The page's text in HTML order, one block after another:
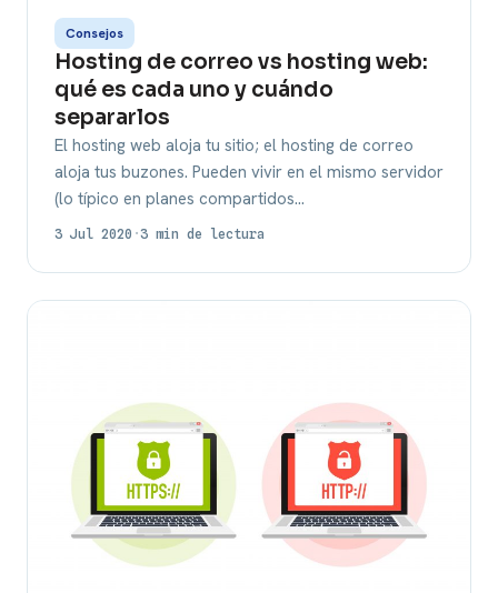
Consejos
Hosting de correo vs hosting web:
qué es cada uno y cuándo
separarlos
El hosting web aloja tu sitio; el hosting de correo
aloja tus buzones. Pueden vivir en el mismo servidor
(lo típico en planes compartidos…
3 Jul 2020 ·3 min de lectura